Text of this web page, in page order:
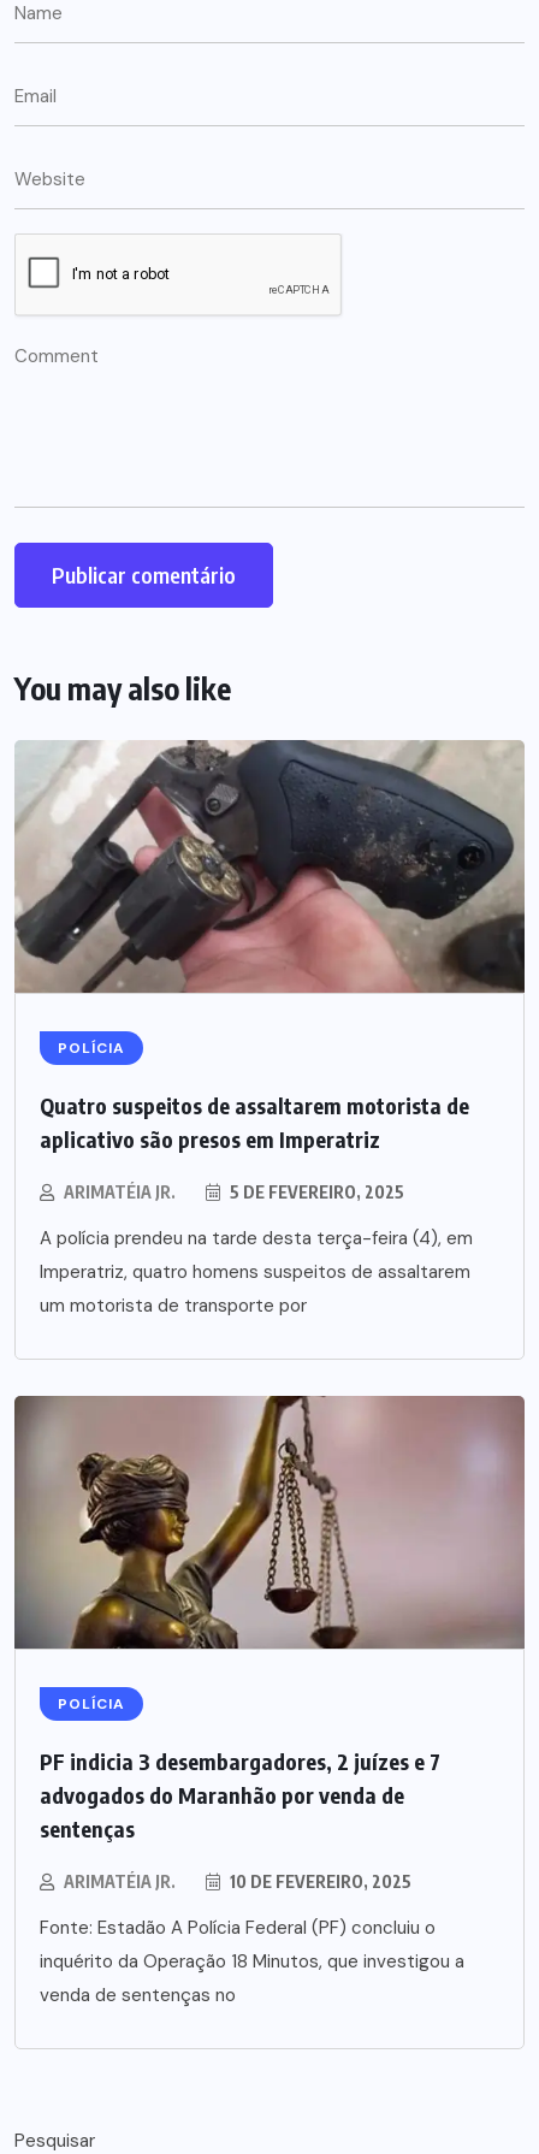
You may also like
POLÍCIA
Quatro suspeitos de assaltarem motorista de
aplicativo são presos em Imperatriz
ARIMATÉIA JR. 5 DE FEVEREIRO, 2025
A polícia prendeu na tarde desta terça-feira (4), em
Imperatriz, quatro homens suspeitos de assaltarem
um motorista de transporte por
POLÍCIA
PF indicia 3 desembargadores, 2 juízes e 7
advogados do Maranhão por venda de
sentenças
ARIMATÉIA JR. 10 DE FEVEREIRO, 2025
Fonte: Estadão A Polícia Federal (PF) concluiu o
inquérito da Operação 18 Minutos, que investigou a
venda de sentenças no
Pesquisar